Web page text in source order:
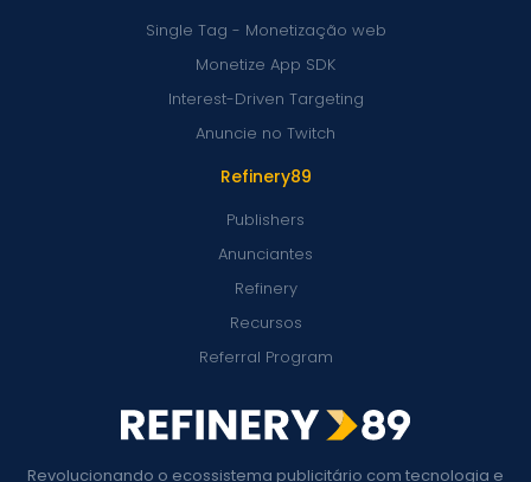
Revolucionando o ecossistema publicitário com tecnologia e
Refinery89
Publishers
Anunciantes
Refinery
Recursos
Referral Program
Single Tag - Monetização web
Monetize App SDK
Interest-Driven Targeting
Anuncie no Twitch